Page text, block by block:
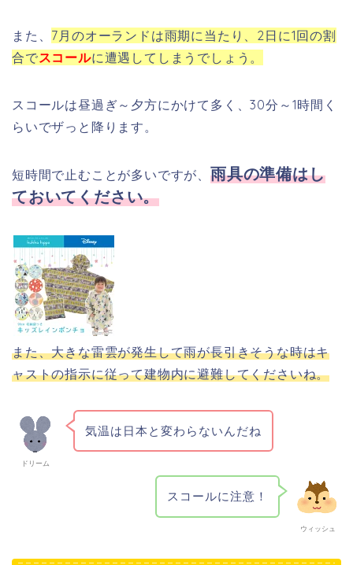
また、 7月のオーランドは雨期に当たり、2日に1回の割
合でスコールに遭遇してしまうでしょう。
スコールは昼過ぎ～夕方にかけて多く、30分～1時間く
らいでザっと降ります。
短時間で止むことが多いですが、 雨具の準備はし
ておいてください。
また、大きな雷雲が発生して雨が長引きそうな時はキ
ャストの指示に従って建物内に避難してくださいね。
ドリーム
気温は日本と変わらないんだね
ウィッシュ
スコールに注意！